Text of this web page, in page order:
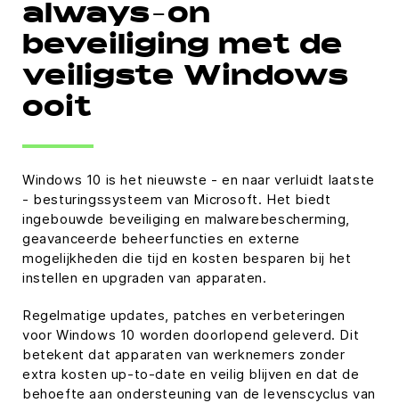
always-on
beveiliging met de
veiligste Windows
ooit
Windows 10 is het nieuwste - en naar verluidt laatste
- besturingssysteem van Microsoft. Het biedt
ingebouwde beveiliging en malwarebescherming,
geavanceerde beheerfuncties en externe
mogelijkheden die tijd en kosten besparen bij het
instellen en upgraden van apparaten.
Regelmatige updates, patches en verbeteringen
voor Windows 10 worden doorlopend geleverd. Dit
betekent dat apparaten van werknemers zonder
extra kosten up-to-date en veilig blijven en dat de
behoefte aan ondersteuning van de levenscyclus van